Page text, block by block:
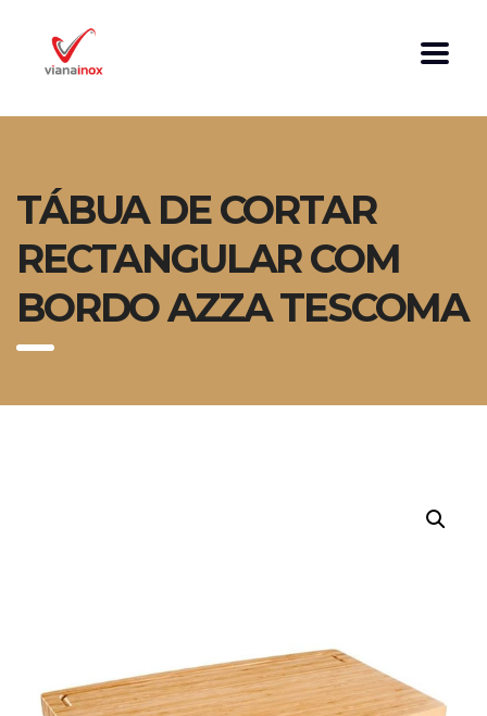
TÁBUA DE CORTAR
RECTANGULAR COM
BORDO AZZA TESCOMA